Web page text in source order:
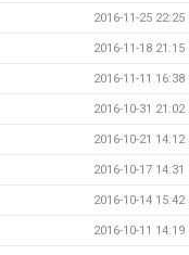
2016-11-25 22:25
2016-11-18 21:15
2016-11-11 16:38
2016-10-31 21:02
2016-10-21 14:12
2016-10-17 14:31
2016-10-14 15:42
2016-10-11 14:19